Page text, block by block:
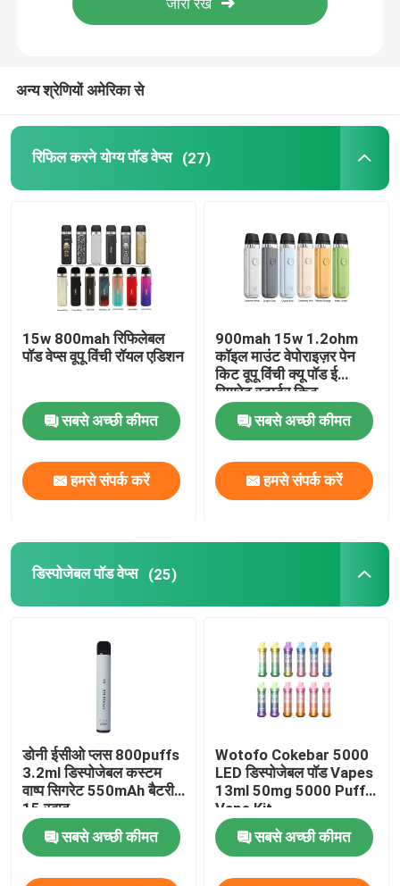
गुणवत्ता नियंत्रण
संपर्क करें
एक उद्धरण का अनुरोध करें
रिफिल करने योग्य पॉड वेप्स
Vape कुंडल प्रतिस्थापन
खाली पॉड कार्ट्रिज
खाली Ejuice बोतल
इलेक्ट्रॉनिक सिगरेट सहायक उपकरण
Vape सिलिकॉन रिंग
अन्य श्रेणियों अमेरिका से
रिफिल करने योग्य पॉड वेप्स (27)
15w 800mah रिफिलेबल
पॉड वेप्स वूपू विंची रॉयल एडिशन
सबसे अच्छी कीमत
हमसे संपर्क करें
900mah 15w 1.2ohm
कॉइल माउंट वेपोराइज़र पेन
किट वूपू विंची क्यू पॉड ई
सिगरेट स्टार्टर किट
सबसे अच्छी कीमत
हमसे संपर्क करें
डिस्पोजेबल पॉड वेप्स (25)
डोनी ईसीओ प्लस 800puffs
3.2ml डिस्पोजेबल कस्टम
वाष्प सिगरेट 550mAh बैटरी
15 स्वाद
सबसे अच्छी कीमत
Wotofo Cokebar 5000
LED डिस्पोजेबल पॉड Vapes
13ml 50mg 5000 Puffs
Vape Kit
सबसे अच्छी कीमत